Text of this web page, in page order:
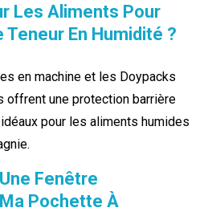
Les Aliments Pour
En Humidité ?
en machine et les Doypacks
une protection barrière
pour les aliments humides
Fenêtre
Pochette À